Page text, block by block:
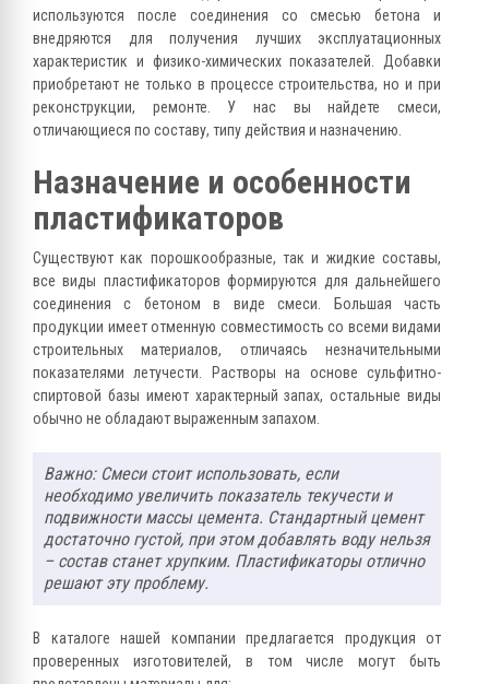
используются после соединения со смесью бетона и
внедряются для получения лучших эксплуатационных
характеристик и физико-химических показателей. Добавки
приобретают не только в процессе строительства, но и при
реконструкции, ремонте. У нас вы найдете смеси,
отличающиеся по составу, типу действия и назначению.
Назначение и особенности
пластификаторов
Существуют как порошкообразные, так и жидкие составы,
все виды пластификаторов формируются для дальнейшего
соединения с бетоном в виде смеси. Большая часть
продукции имеет отменную совместимость со всеми видами
строительных материалов, отличаясь незначительными
показателями летучести. Растворы на основе сульфитно-
спиртовой базы имеют характерный запах, остальные виды
обычно не обладают выраженным запахом.
Важно: Смеси стоит использовать, если
необходимо увеличить показатель текучести и
подвижности массы цемента. Стандартный цемент
достаточно густой, при этом добавлять воду нельзя
– состав станет хрупким. Пластификаторы отлично
решают эту проблему.
В каталоге нашей компании предлагается продукция от
проверенных изготовителей, в том числе могут быть